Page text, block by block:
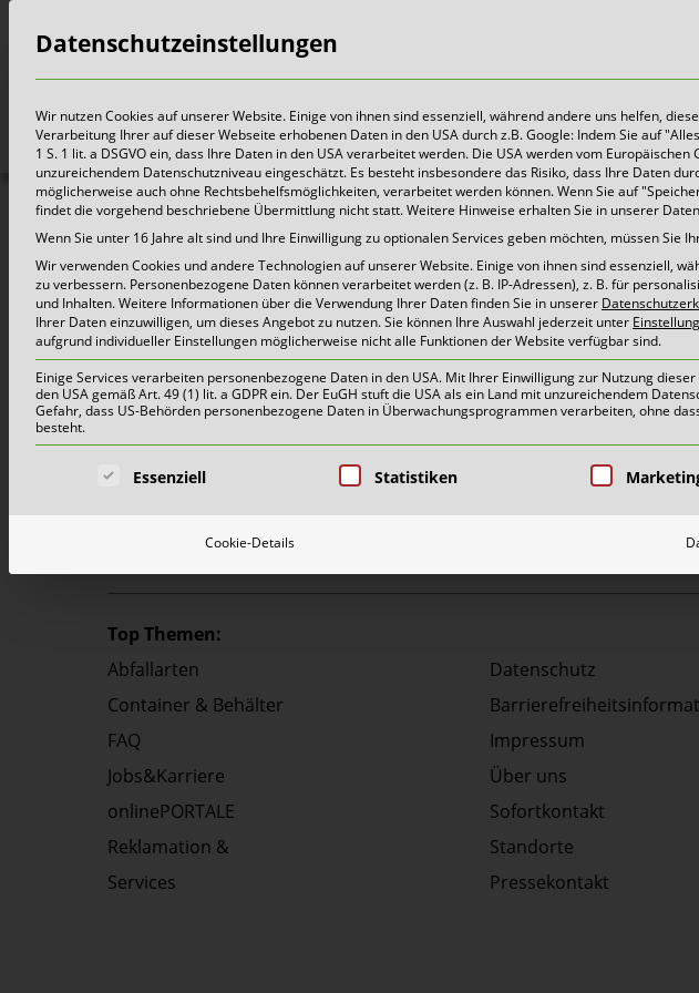
Bürger
Heute
Top Themen:
Abfallarten
Container & Behälter
FAQ
Jobs&Karriere
onlinePORTALE
Reklamation &
Services
Datenschutz
Impressum
Über uns
Sofortkontakt
Standorte
Pressekontakt
Datenschutzeinstellungen
Wir nutzen Cookies auf unserer Website. Einige von ihnen sind essenziell, während andere uns helfen,
Verarbeitung Ihrer auf dieser Webseite erhobenen Daten in den USA durch z.B. Google: Indem Sie auf
1 S. 1 lit. a DSGVO ein, dass Ihre Daten in den USA verarbeitet werden. Die USA werden vom
unzureichendem Datenschutzniveau eingeschätzt. Es besteht insbesondere das Risiko, dass Ihre Daten
möglicherweise auch ohne Rechtsbehelfsmöglichkeiten, verarbeitet werden können. Wenn Sie auf
findet die vorgehend beschriebene Übermittlung nicht statt. Weitere Hinweise erhalten Sie in unserer
Wenn Sie unter 16 Jahre alt sind und Ihre Einwilligung zu optionalen Services geben möchten, müssen Sie
Wir verwenden Cookies und andere Technologien auf unserer Website. Einige von ihnen sind essenziell,
zu verbessern. Personenbezogene Daten können verarbeitet werden (z. B. IP-Adressen), z. B. für
und Inhalten.Weitere Informationen über die Verwendung Ihrer Daten finden Sie in unserer
Ihrer Daten einzuwilligen, um dieses Angebot zu nutzen.Sie können Ihre Auswahl jederzeit unter
aufgrund individueller Einstellungen möglicherweise nicht alle Funktionen der Website verfügbar sind.
Einige Services verarbeiten personenbezogene Daten in den USA. Mit Ihrer Einwilligung zur Nutzung
den USA gemäß Art. 49 (1) lit. a GDPR ein. Der EuGH stuft die USA als ein Land mit unzureichendem
Gefahr, dass US-Behörden personenbezogene Daten in Überwachungsprogrammen verarbeiten, ohne
besteht.
Es folgt eine Liste der Service-Gruppen, für die
Essenziell Statistiken
Cookie-Details